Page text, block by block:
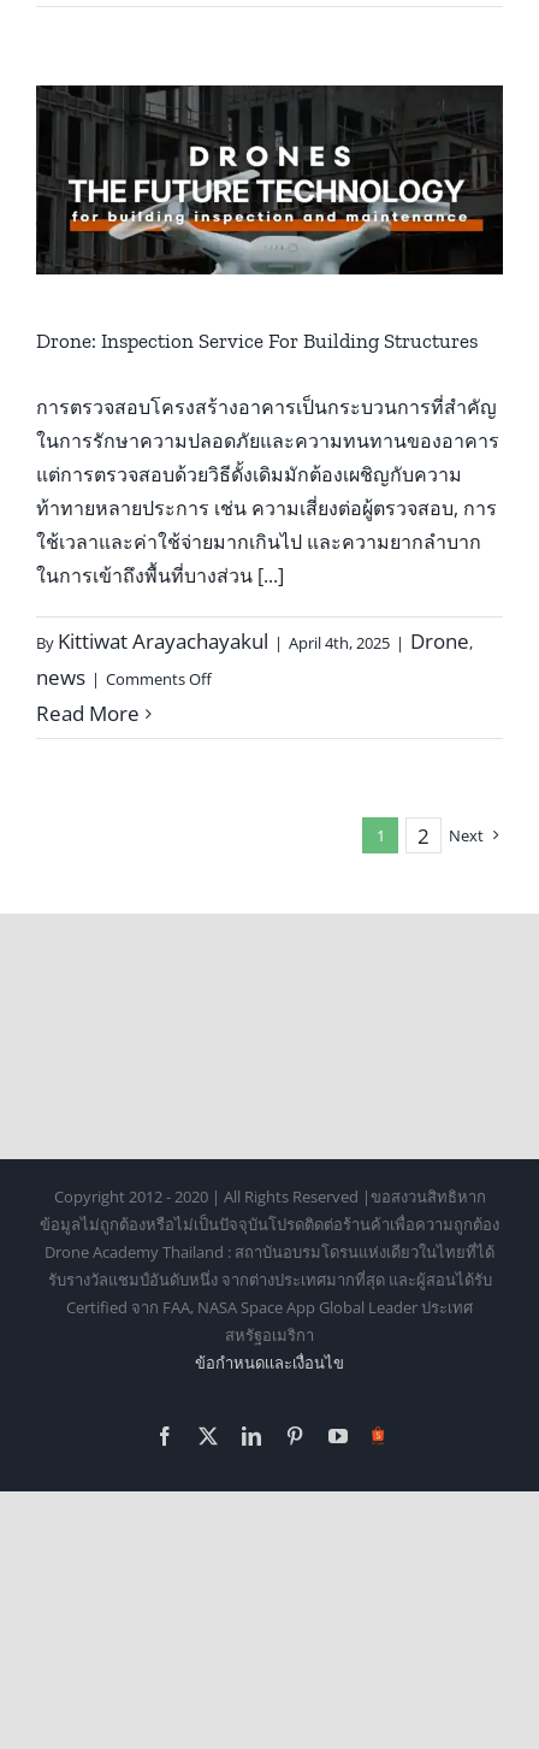
ก.ค.
–
15
ส.ค.
2568
ทั่ว
ประเทศ
Drone: Inspection Service For Building Structures
การตรวจสอบโครงสร้างอาคารเป็นกระบวนการที่สำคัญ
ในการรักษาความปลอดภัยและความทนทานของอาคาร
แต่การตรวจสอบด้วยวิธีดั้งเดิมมักต้องเผชิญกับความ
ท้าทายหลายประการ เช่น ความเสี่ยงต่อผู้ตรวจสอบ, การ
ใช้เวลาและค่าใช้จ่ายมากเกินไป และความยากลำบาก
ในการเข้าถึงพื้นที่บางส่วน [...]
By Kittiwat Arayachayakul | April 4th, 2025 | Drone,
news | Comments Offon
Read More
1 2 Next
Copyright 2012 - 2020 | All Rights Reserved |ขอสงวนสิทธิหาก
ข้อมูลไม่ถูกต้องหรือไม่เป็นปัจจุบันโปรดติดต่อร้านค้าเพื่อความถูกต้อง
Drone Academy Thailand : สถาบันอบรมโดรนแห่งเดียวในไทยที่ได้
รับรางวัลแชมป์อันดับหนึ่ง จากต่างประเทศมากที่สุด และผู้สอนได้รับ
Certified จาก FAA, NASA Space App Global Leader ประเทศ
สหรัฐอเมริกา
ข้อกำหนดเเละเงื่อนไข
Facebook
X LinkedInPinterestYouTube
Https://shopee.co.th/